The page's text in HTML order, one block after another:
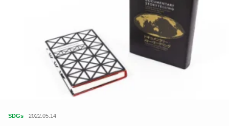
SDGs 2022.05.14